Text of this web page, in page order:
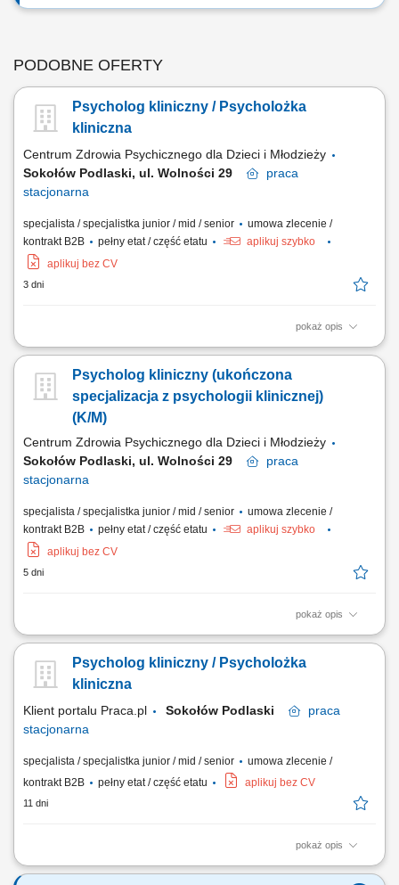
PODOBNE OFERTY
Psycholog kliniczny / Psycholożka
kliniczna
Centrum Zdrowia Psychicznego dla Dzieci i Młodzieży
Sokołów Podlaski, ul. Wolności 29
praca
stacjonarna
specjalista / specjalistka junior / mid / senior
umowa zlecenie /
kontrakt B2B
pełny etat / część etatu
aplikuj szybko
aplikuj bez CV
3 dni
pokaż opis
Diagnozowanie dzieci i młodzieży; Opracowywanie planów terapii;
Psycholog kliniczny (ukończona
specjalizacja z psychologii klinicznej)
(K/M)
Centrum Zdrowia Psychicznego dla Dzieci i Młodzieży
Sokołów Podlaski, ul. Wolności 29
praca
stacjonarna
specjalista / specjalistka junior / mid / senior
umowa zlecenie /
kontrakt B2B
pełny etat / część etatu
aplikuj szybko
aplikuj bez CV
5 dni
pokaż opis
Przeprowadzenie diagnoz psychologicznych dzieci, młodzieży;
zajęć psychologicznych;
Psycholog kliniczny / Psycholożka
kliniczna
Klient portalu Praca.pl Sokołów Podlaski
praca
stacjonarna
specjalista / specjalistka junior / mid / senior
umowa zlecenie /
kontrakt B2B
pełny etat / część etatu aplikuj bez CV
11 dni
pokaż opis
przeprowadzanie diagnoz psychologicznych dzieci i młodzieży;